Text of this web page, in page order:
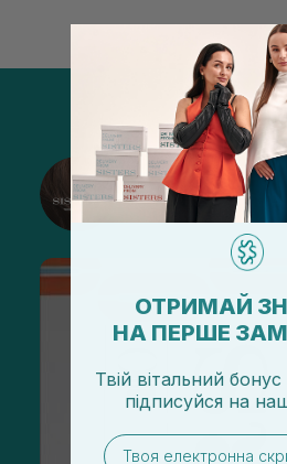
@sisters_stelmakh
Подписаться
ОТРИМАЙ
НА ПЕРШЕ
Твій вітальний
підписуйся на
email